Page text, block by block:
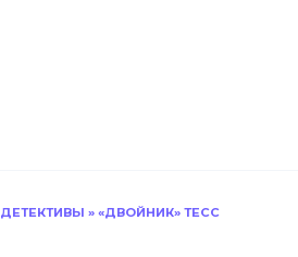
ДЕТЕКТИВЫ » «ДВОЙНИК» ТЕСС